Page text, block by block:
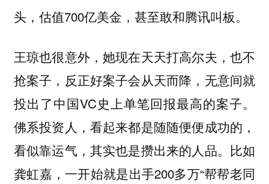
头，估值700亿美金，甚至敢和腾讯叫板。
王琼也很意外，她现在天天打高尔夫，也不
抢案子，反正好案子会从天而降，无意间就
投出了中国VC史上单笔回报最高的案子。
佛系投资人，看起来都是随随便便成功的，
看似靠运气，其实也是攒出来的人品。比如
龚虹嘉，一开始就是出手200多万“帮帮老同